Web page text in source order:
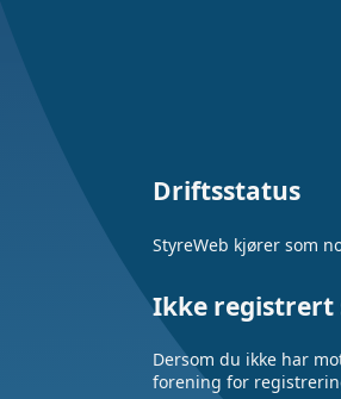
Driftsstatus
StyreWeb kjører som
Ikke registrert
Dersom du ikke har
forening for